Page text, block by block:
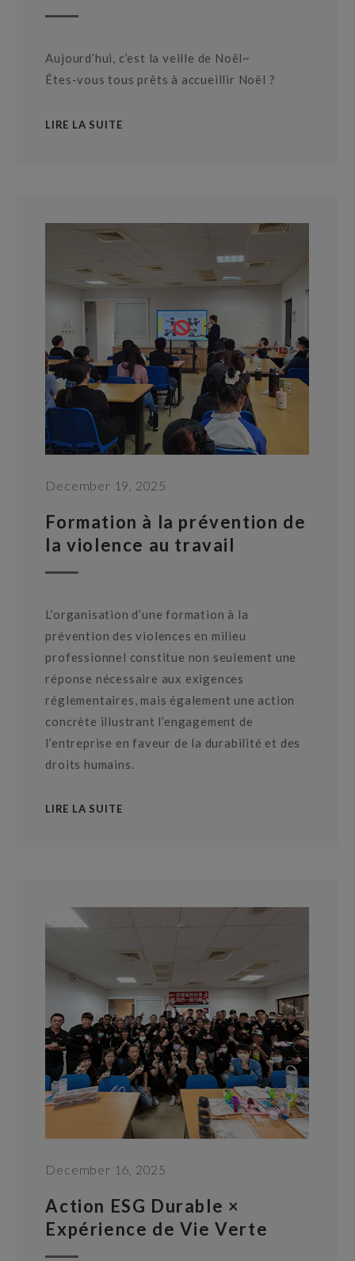
Aujourd’hui, c’est la veille de Noël~
Êtes-vous tous prêts à accueillir Noël ?
LIRE LA SUITE
December 19, 2025
Formation à la prévention de
la violence au travail
L’organisation d’une formation à la
prévention des violences en milieu
professionnel constitue non seulement une
réponse nécessaire aux exigences
réglementaires, mais également une action
concrète illustrant l’engagement de
l’entreprise en faveur de la durabilité et des
droits humains.
LIRE LA SUITE
December 16, 2025
Action ESG Durable ×
Expérience de Vie Verte